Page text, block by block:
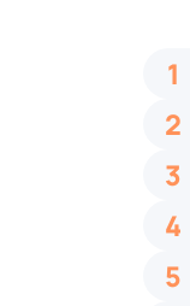
1
2
3
4
5